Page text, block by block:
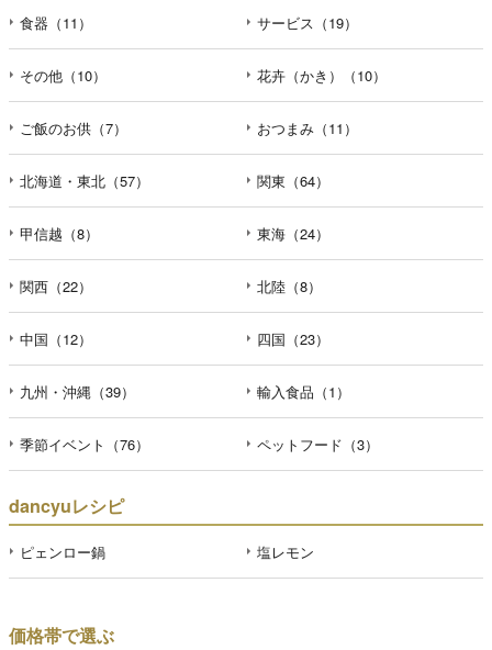
食器（11） サービス（19）
その他（10） 花卉（かき）（10）
ご飯のお供（7） おつまみ（11）
北海道・東北（57） 関東（64）
甲信越（8） 東海（24）
関西（22） 北陸（8）
中国（12） 四国（23）
九州・沖縄（39） 輸入食品（1）
季節イベント（76） ペットフード（3）
dancyuレシピ
ピェンロー鍋 塩レモン
価格帯で選ぶ